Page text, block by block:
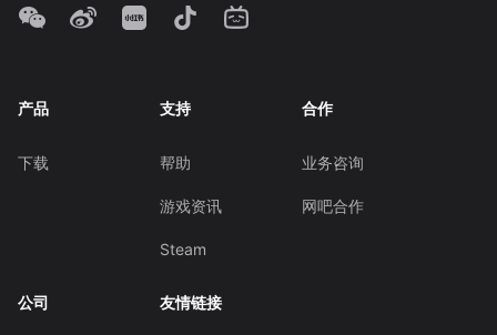
产品
下载
支持
帮助
游戏资讯
Steam
合作
业务咨询
网吧合作
公司 友情链接